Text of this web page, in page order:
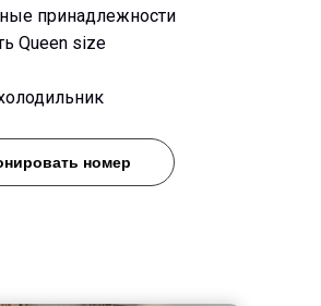
номер
принадлежности
Queen size